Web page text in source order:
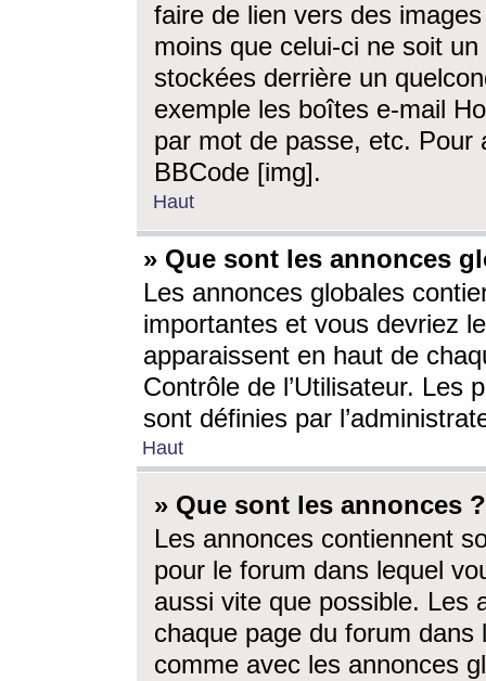
faire de lien vers des
moins que celui-ci ne soit
stockées derrière un
exemple les boîtes e-mail
par mot de passe, etc. Pour
BBCode [img].
Haut
» Que sont les annonces
Les annonces globales
importantes et vous devriez
apparaissent en haut de
Contrôle de l’Utilisateur. Les
sont définies par
Haut
» Que sont les annonces ?
Les annonces contiennent
pour le forum dans lequel
aussi vite que possible. Les
chaque page du forum dans
comme avec les annonces